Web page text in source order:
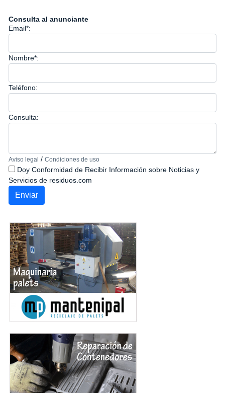
Consulta al anunciante
Email*:
Nombre*:
Teléfono:
Consulta:
Aviso legal / Condiciones de uso
Doy Conformidad de Recibir Información sobre Noticias y
Servicios de residuos.com